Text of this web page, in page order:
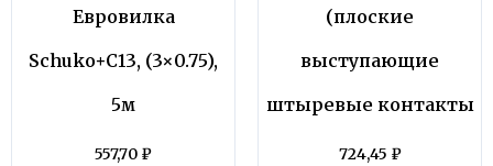
Евровилка
Schuko+C13, (3×0.75),
5м
557,70 ₽
(плоские
выступающие
штыревые контакты
724,45 ₽